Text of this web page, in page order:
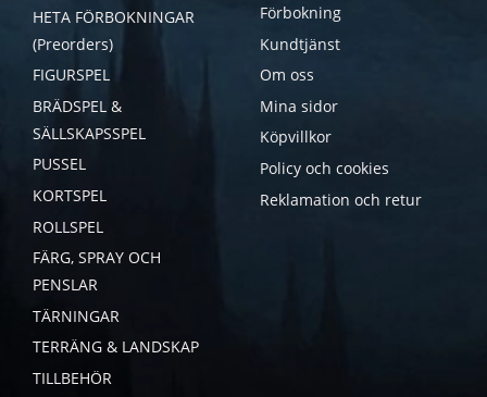
HETA FÖRBOKNINGAR
(Preorders)
FIGURSPEL
BRÄDSPEL &
SÄLLSKAPSSPEL
PUSSEL
KORTSPEL
ROLLSPEL
FÄRG, SPRAY OCH
PENSLAR
TÄRNINGAR
TERRÄNG & LANDSKAP
TILLBEHÖR
Förbokning
Kundtjänst
Om oss
Mina sidor
Köpvillkor
Policy och cookies
Reklamation och retur